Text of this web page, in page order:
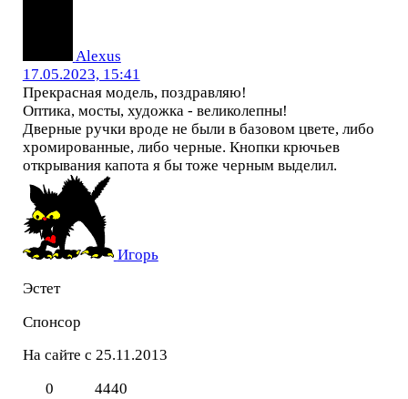
Alexus
17.05.2023, 15:41
Прекрасная модель, поздравляю!
Оптика, мосты, художка - великолепны!
Дверные ручки вроде не были в базовом цвете, либо
хромированные, либо черные. Кнопки крючьев
открывания капота я бы тоже черным выделил.
Игорь
Эстет
Спонсор
На сайте с 25.11.2013
0
4440